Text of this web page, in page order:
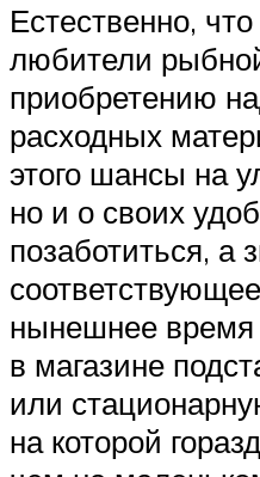
Естественно,
любители
приобретению
расходных
этого шансы на
но и о своих
позаботиться, а
нынешнее время
в магазине
или
на которой